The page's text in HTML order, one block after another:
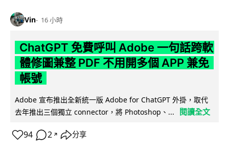
Vin 16 小時
ChatGPT 免費呼叫 Adobe 一句話跨軟
體修圖兼整 PDF 不用開多個 APP 兼免
帳號
Adobe 宣布推出全新統一版 Adobe for ChatGPT 外掛，取代
去年推出三個獨立 connector，將 Photoshop、...
閱讀全文
94 2 ↗ 分享